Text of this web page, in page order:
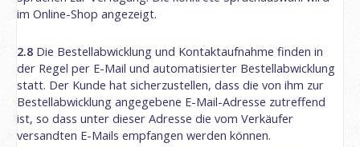
im Online-Shop angezeigt.
2.8 Die Bestellabwicklung und Kontaktaufnahme finden in
der Regel per E-Mail und automatisierter Bestellabwicklung
statt. Der Kunde hat sicherzustellen, dass die von ihm zur
Bestellabwicklung angegebene E-Mail-Adresse zutreffend
ist, so dass unter dieser Adresse die vom Verkäufer
versandten E-Mails empfangen werden können.